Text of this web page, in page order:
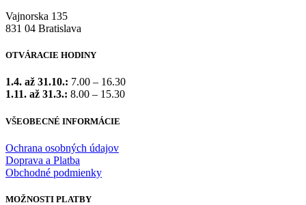
Vajnorska 135
831 04 Bratislava
OTVÁRACIE HODINY
1.4. až 31.10.: 7.00 – 16.30
1.11. až 31.3.: 8.00 – 15.30
VŠEOBECNÉ INFORMÁCIE
Ochrana osobných údajov
Doprava a Platba
Obchodné podmienky
MOŽNOSTI PLATBY